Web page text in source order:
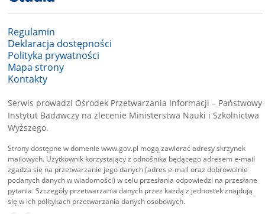
Regulamin
Deklaracja dostępności
Mapa strony
Kontakty
Serwis prowadzi Ośrodek Przetwarzania Informacji – Państwowy
Instytut Badawczy na zlecenie Ministerstwa Nauki i Szkolnictwa
Wyższego.
Strony dostępne w domenie www.gov.pl mogą zawierać adresy skrzynek
mailowych. Użytkownik korzystający z odnośnika będącego adresem e-mail
zgadza się na przetwarzanie jego danych (adres e-mail oraz dobrowolnie
podanych danych w wiadomości) w celu przesłania odpowiedzi na przesłane
pytania. Szczegóły przetwarzania danych przez każdą z jednostek znajdują
się w ich politykach przetwarzania danych osobowych.